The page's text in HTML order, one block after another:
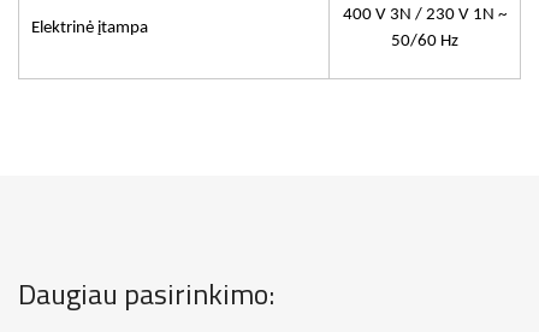
Elektrinė įtampa
400 V 3N / 230 V 1N ~
50/60 Hz
Daugiau pasirinkimo: